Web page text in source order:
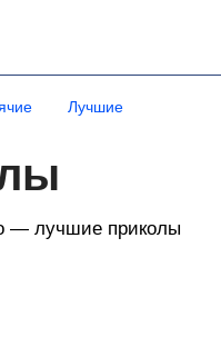
Лучшие
— лучшие приколы